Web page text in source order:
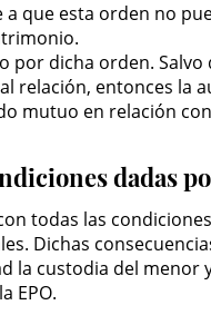
que esta orden no
por dicha orden. Salvo
relación, entonces la
mutuo en relación
dadas
todas las
Dichas
la custodia del menor
EPO.